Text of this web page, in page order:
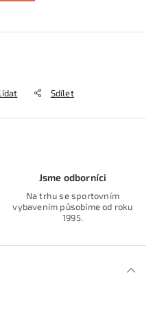
Sdílet
Jsme odborníci
Na trhu se sportovním
vybavením působíme od roku
1995.